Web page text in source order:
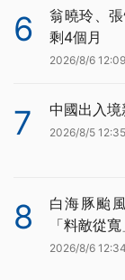
6
翁曉玲、
剩4個月
2026/8/6 12:09
7 中國出入
2026/8/5 12:35
8
白海豚颱
「料敵從寬
2026/8/6 12:34